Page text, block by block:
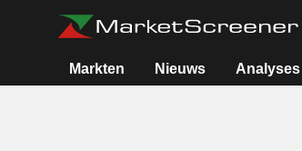
Markten Nieuws Analyses